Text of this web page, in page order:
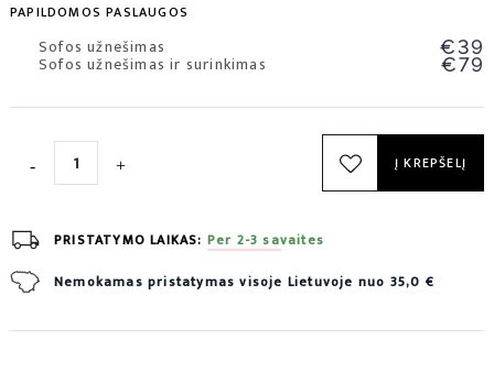
PAPILDOMOS PASLAUGOS
Sofos užnešimas €39
Sofos užnešimas ir surinkimas €79
Į KREPŠELĮ
PRISTATYMO LAIKAS: Per 2-3 savaites
Nemokamas pristatymas visoje Lietuvoje nuo 35,0 €